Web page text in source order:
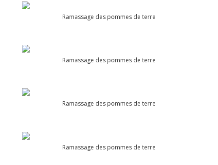
Ramassage des pommes de terre
Ramassage des pommes de terre
Ramassage des pommes de terre
Ramassage des pommes de terre